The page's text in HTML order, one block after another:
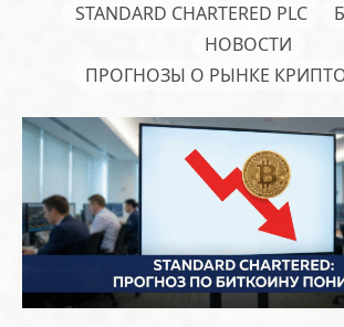
STANDARD CHARTERED PLC
НОВОСТИ
ПРОГНОЗЫ О РЫНКЕ